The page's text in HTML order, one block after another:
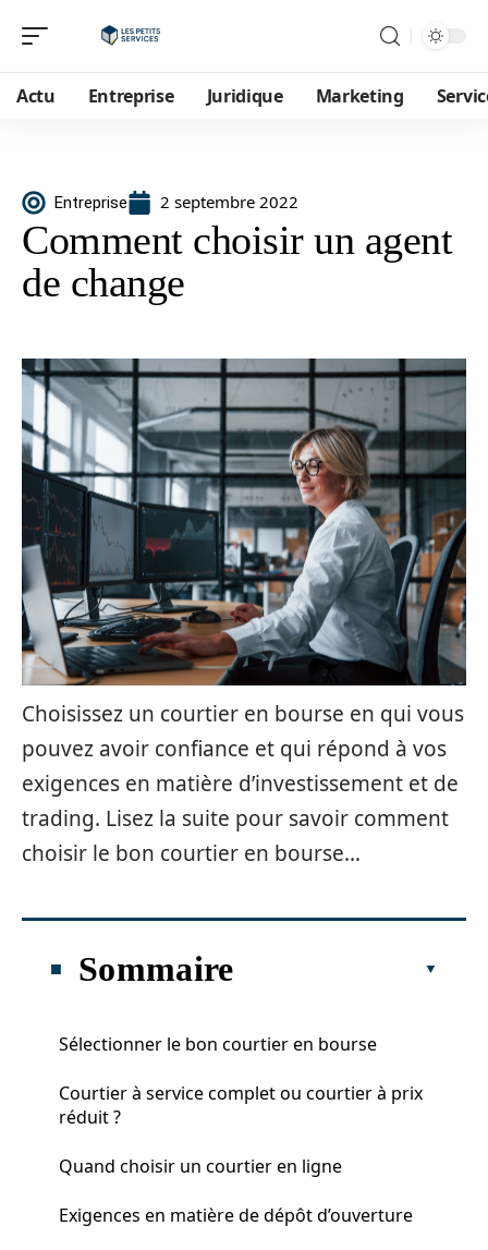
Actu Entreprise Juridique Marketing
Entreprise 2 septembre 2022
Comment choisir un agent
de change
Choisissez un courtier en bourse en qui vous
pouvez avoir confiance et qui répond à vos
exigences en matière d’investissement et de
trading. Lisez la suite pour savoir comment
choisir le bon courtier en bourse…
Sommaire
Sélectionner le bon courtier en bourse
Courtier à service complet ou courtier à prix
réduit ?
Quand choisir un courtier en ligne
Exigences en matière de dépôt d’ouverture